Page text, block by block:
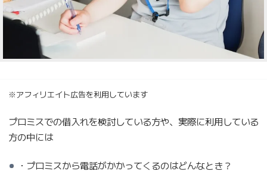
※アフィリエイト広告を利用しています
プロミスでの借入れを検討している方や、実際に利用している
方の中には
・プロミスから電話がかかってくるのはどんなとき？